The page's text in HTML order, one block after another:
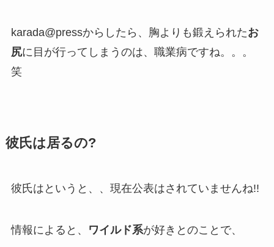
karada@pressからしたら、胸よりも鍛えられたお
尻に目が行ってしまうのは、職業病ですね。。。
笑
彼氏は居るの?
彼氏はというと、、現在公表はされていませんね!!
情報によると、 ワイルド系が好きとのことで、